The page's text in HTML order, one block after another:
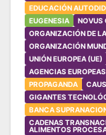
EDUCACIÓN
EUGENESIA
NOVUS
ORGANIZACIÓN DE
ORGANIZACIÓN
UNIÓN EUROPEA (UE)
AGENCIAS EUROPEAS
PROPAGANDA
GIGANTES
BANCA
CADENAS
ALIMENTOS